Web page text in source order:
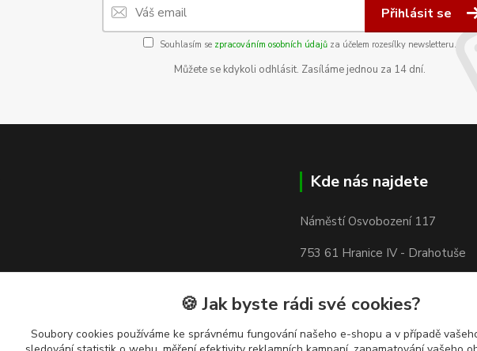
Přihlásit se
Souhlasím se zpracováním osobních údajů za účelem rozesílky newsletteru.
Můžete se kdykoli odhlásit. Zasíláme jednou za 14 dní.
Kde nás najdete
Náměstí Osvobození 117
753 61 Hranice IV - Drahotuše
🍪 Jak byste rádi své cookies?
Soubory cookies používáme ke správnému fungování našeho e-shopu a v případě